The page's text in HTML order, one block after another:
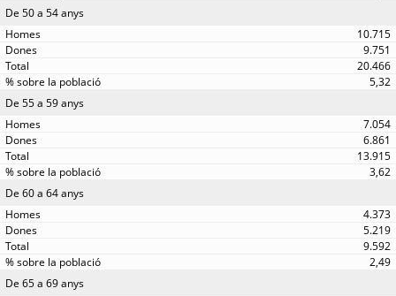
De 50 a 54 anys
10.715
9.751
20.466
5,32
De 55 a 59 anys
7.054
6.861
13.915
3,62
De 60 a 64 anys
4.373
5.219
9.592
2,49
De 65 a 69 anys